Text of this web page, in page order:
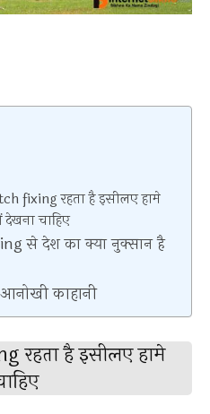
fixing रहता है इसीलए हामे
देखना चाहिए
से देश का क्या नुक्सान है
काहानी
रहता है इसीलए हामे